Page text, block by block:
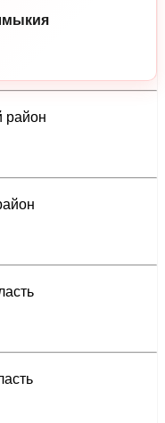
район